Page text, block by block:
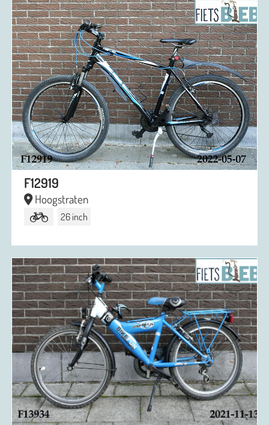
F12919
Hoogstraten
26 inch